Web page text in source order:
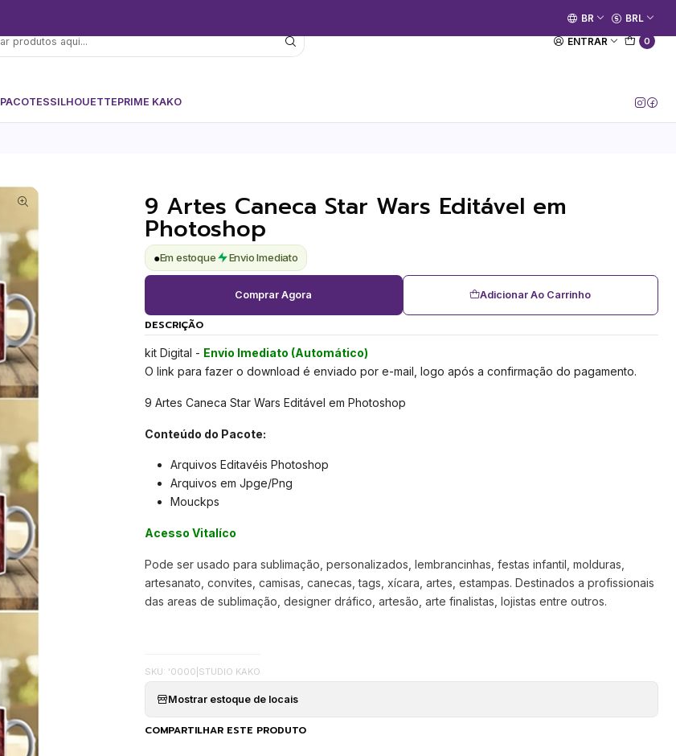
ENTRAR 0
PACOTESSILHOUETTEPRIME KAKO
[Entrar no Canal]
BR BRL
9 Artes Caneca Star Wars Editável em
Photoshop
●Em estoque Envio Imediato
Adicionar Ao Carrinho
Comprar Agora
DESCRIÇÃO
kit Digital - Envio Imediato (Automático)
O link para fazer o download é enviado por e-mail, logo após a confirmação do pagamento.
9 Artes Caneca Star Wars Editável em Photoshop
Conteúdo do Pacote:
Arquivos Editavéis Photoshop
Arquivos em Jpge/Png
Mouckps
Acesso Vitalíco
Pode ser usado para sublimação, personalizados, lembrancinhas, festas infantil, molduras,
artesanato, convites, camisas, canecas, tags, xícara, artes, estampas. Destinados a profissionais
das areas de sublimação, designer dráfico, artesão, arte finalistas, lojistas entre outros.
SKU: '0000 STUDIO KAKO
Mostrar estoque de locais
COMPARTILHAR ESTE PRODUTO